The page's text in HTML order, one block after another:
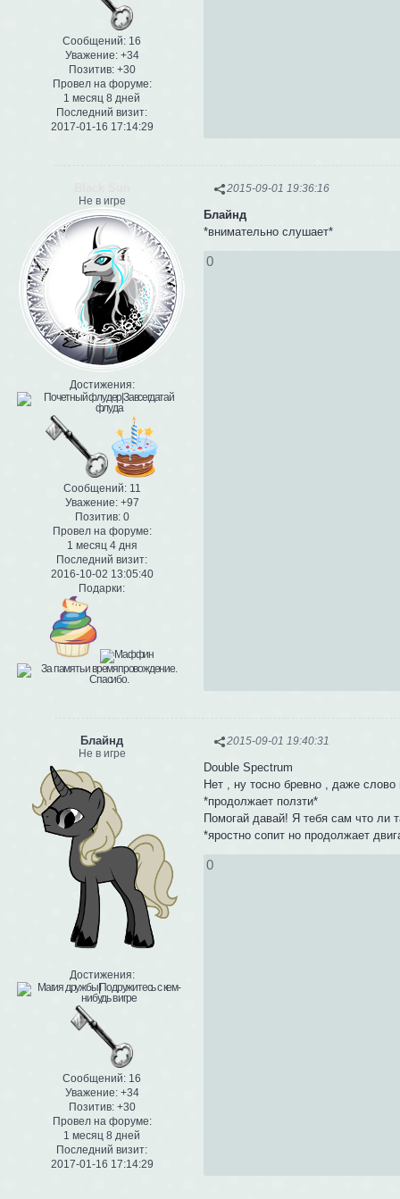
Сообщений: 16
Уважение: +34
Позитив: +30
Провел на форуме:
1 месяц 8 дней
Последний визит:
2017-01-16 17:14:29
2015-09-01 19:36:16
Не в игре
Достижения:
Сообщений:11
Уважение: +97
Позитив: 0
Провел на форуме:
1 месяц 4 дня
Последний визит:
2016-10-02 13:05:40
Подарки:
Блайнд
*внимательно слушает*
0
2015-09-01 19:40:31
Блайнд
Не в игре
Достижения:
Сообщений: 16
Уважение: +34
Позитив: +30
Провел на форуме:
1 месяц 8 дней
Последний визит:
2017-01-16 17:14:29
Double Spectrum
Нет , ну тосно бревно , даже
*продолжает ползти*
Помогай давай! Я тебя сам что ли
*яростно сопит но продолжает
0